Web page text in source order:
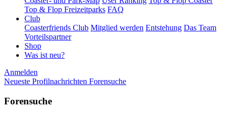
Top & Flop Freizeitparks FAQ
Club
Coasterfriends Club Mitglied werden Entstehung Das Team
Vorteilspartner
Shop
Was ist neu?
Anmelden
Neueste Profilnachrichten Forensuche
Forensuche